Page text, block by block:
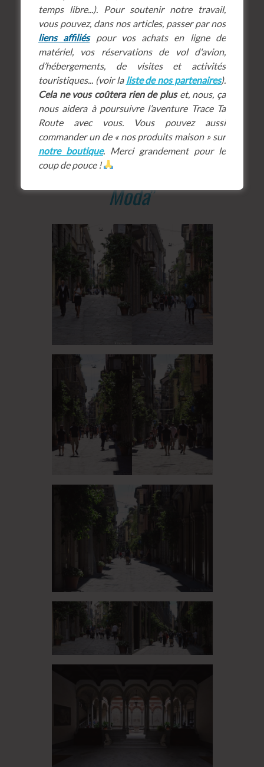
“Il Quadrilatero della
Moda”
temps libre...). Pour soutenir notre travail,
vous pouvez, dans nos articles, passer par nos
liens affiliéspour vos achats en ligne de
matériel, vos réservations de vol d'avion,
d’hébergements, de visites et activités
touristiques... (voir la liste de nos partenaires).
Cela ne vous coûtera rien de pluset, nous, ça
nous aidera à poursuivre l’aventure Trace Ta
Route avec vous. Vous pouvez aussi
commander un de « nos produits maison » sur
notre boutique. Merci grandement pour le
coup de pouce !